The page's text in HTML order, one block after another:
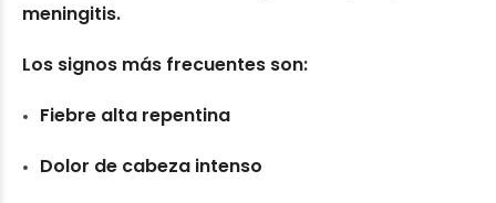
meningitis.
Los signos más frecuentes son:
Fiebre alta repentina
Dolor de cabeza intenso